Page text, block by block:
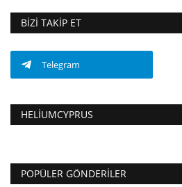
BIZI TAKIP ET
Telegram
HELIUMCYPRUS
POPÜLER GÖNDERILER